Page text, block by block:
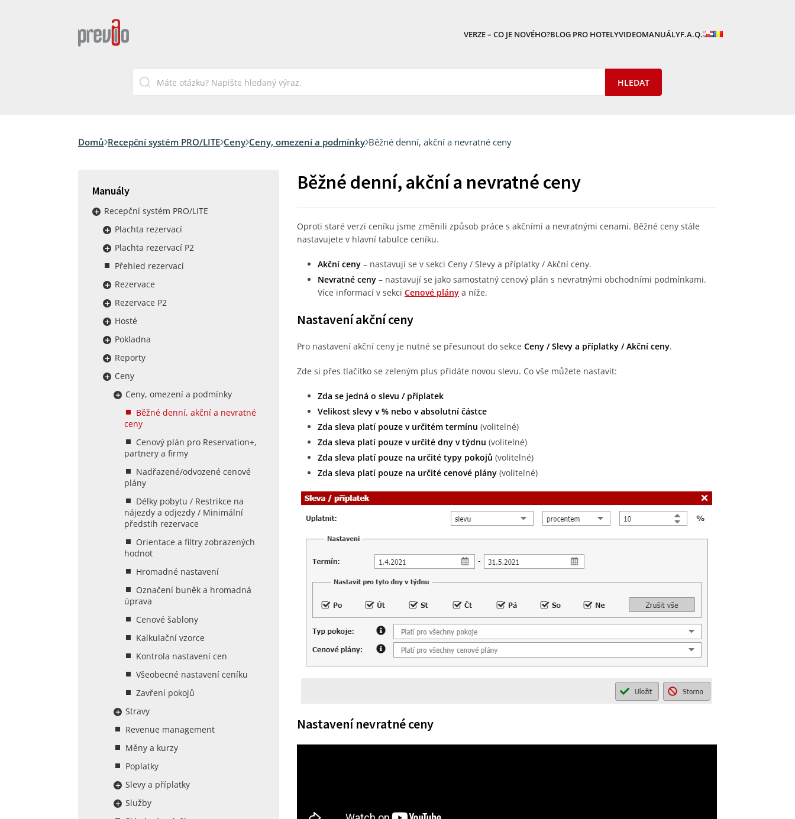
VERZE – CO JE NOVÉHO?BLOG PRO HOTELYVIDEOMANUÁLYF.A.Q.
Domů Recepční systém PRO/LITE Ceny Ceny, omezení a podmínky Běžné denní, akční a nevratné ceny
Manuály
Recepční systém PRO/LITE
Plachta rezervací
Plachta rezervací P2
Přehled rezervací
Rezervace
Rezervace P2
Hosté
Pokladna
Reporty
Ceny
Ceny, omezení a podmínky
Běžné denní, akční a nevratné
ceny
Cenový plán pro Reservation+,
partnery a firmy
Nadřazené/odvozené cenové
plány
Délky pobytu / Restrikce na
nájezdy a odjezdy / Minimální
předstih rezervace
Orientace a filtry zobrazených
hodnot
Hromadné nastavení
Označení buněk a hromadná
úprava
Cenové šablony
Kalkulační vzorce
Kontrola nastavení cen
Všeobecné nastavení ceníku
Zavření pokojů
Stravy
Revenue management
Měny a kurzy
Poplatky
Slevy a příplatky
Služby
Běžné denní, akční a nevratné ceny
Oproti staré verzi ceníku jsme změnili způsob práce s akčními a nevratnými cenami. Běžné ceny stále
nastavujete v hlavní tabulce ceníku.
Akční ceny– nastavují se v sekci Ceny / Slevy a příplatky / Akční ceny.
Nevratné ceny– nastavují se jako samostatný cenový plán s nevratnými obchodními podmínkami.
Více informací v sekci Cenové plánya níže.
Nastavení akční ceny
Pro nastavení akční ceny je nutné se přesunout do sekce Ceny / Slevy a příplatky / Akční ceny.
Zde si přes tlačítko se zeleným plus přidáte novou slevu. Co vše můžete nastavit:
Zda se jedná o slevu / příplatek
Velikost slevy v % nebo v absolutní částce
Zda sleva platí pouze v určitém termínu (volitelné)
Zda sleva platí pouze v určité dny v týdnu (volitelné)
Zda sleva platí pouze na určité typy pokojů (volitelné)
Zda sleva platí pouze na určité cenové plány(volitelné)
Nastavení nevratné ceny